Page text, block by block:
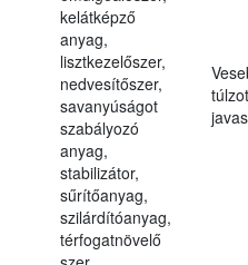
kelátképző
anyag,
lisztkezelőszer,
nedvesítőszer,
savanyúságot
szabályozó
anyag,
stabilizátor,
sűrítőanyag,
szilárdítóanyag,
térfogatnövelő